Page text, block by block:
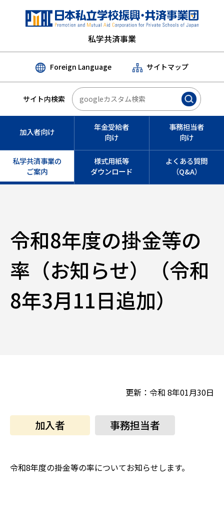
私学共済事業
Foreign Language サイトマップ
サイト内検索
加入者向け
年金受給者
向け
事務担当者
向け
私学共済事業の
ご案内
様式用紙等
ダウンロード
よくある質問
（Q&A）
令和8年度の掛金等の
率（お知らせ）（令和
8年3月11日追加）
更新：令和 8年01月30日
加入者 事務担当者
令和8年度の掛金等の率についてお知らせします。